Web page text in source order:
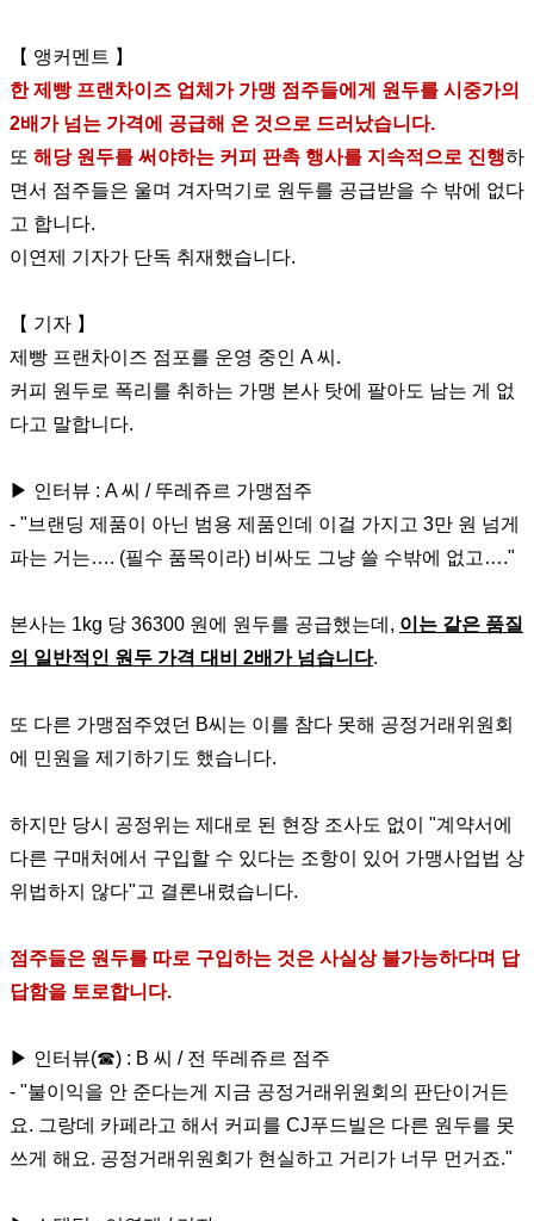
【 앵커멘트 】
한 제빵 프랜차이즈 업체가 가맹 점주들에게 원두를 시중가의
2배가 넘는 가격에 공급해 온 것으로 드러났습니다.
또 해당 원두를 써야하는 커피 판촉 행사를 지속적으로 진행하
면서 점주들은 울며 겨자먹기로 원두를 공급받을 수 밖에 없다
고 합니다.
이연제 기자가 단독 취재했습니다.
【 기자 】
제빵 프랜차이즈 점포를 운영 중인 A 씨.
커피 원두로 폭리를 취하는 가맹 본사 탓에 팔아도 남는 게 없
다고 말합니다.
▶ 인터뷰 : A 씨 / 뚜레쥬르 가맹점주
- "브랜딩 제품이 아닌 범용 제품인데 이걸 가지고 3만 원 넘게
파는 거는…. (필수 품목이라) 비싸도 그냥 쓸 수밖에 없고…."
본사는 1kg 당 36300 원에 원두를 공급했는데, 이는 같은 품질
의 일반적인 원두 가격 대비 2배가 넘습니다.
또 다른 가맹점주였던 B씨는 이를 참다 못해 공정거래위원회
에 민원을 제기하기도 했습니다.
하지만 당시 공정위는 제대로 된 현장 조사도 없이 "계약서에
다른 구매처에서 구입할 수 있다는 조항이 있어 가맹사업법 상
위법하지 않다"고 결론내렸습니다.
점주들은 원두를 따로 구입하는 것은 사실상 불가능하다며 답
답함을 토로합니다.
▶ 인터뷰(☎) : B 씨 / 전 뚜레쥬르 점주
- "불이익을 안 준다는게 지금 공정거래위원회의 판단이거든
요. 그랑데 카페라고 해서 커피를 CJ푸드빌은 다른 원두를 못
쓰게 해요. 공정거래위원회가 현실하고 거리가 너무 먼거죠."